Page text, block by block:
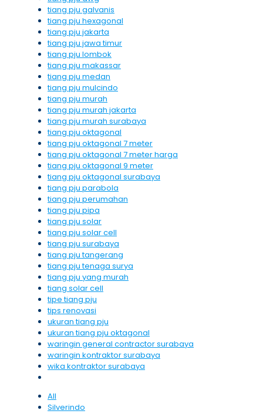
tiang pju galvanis
tiang pju hexagonal
tiang pju jakarta
tiang pju jawa timur
tiang pju lombok
tiang pju makassar
tiang pju medan
tiang pju mulcindo
tiang pju murah
tiang pju murah jakarta
tiang pju murah surabaya
tiang pju oktagonal
tiang pju oktagonal 7 meter
tiang pju oktagonal 7 meter harga
tiang pju oktagonal 9 meter
tiang pju oktagonal surabaya
tiang pju parabola
tiang pju perumahan
tiang pju pipa
tiang pju solar
tiang pju solar cell
tiang pju surabaya
tiang pju tangerang
tiang pju tenaga surya
tiang pju yang murah
tiang solar cell
tipe tiang pju
tips renovasi
ukuran tiang pju
ukuran tiang pju oktagonal
waringin general contractor surabaya
waringin kontraktor surabaya
wika kontraktor surabaya
All
Silverindo